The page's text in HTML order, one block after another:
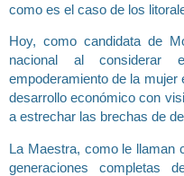
como es el caso de los
Hoy, como candidata de
nacional al
empoderamiento de la
desarrollo económico con
a estrechar las brechas de
La Maestra, como le llaman
generaciones completas